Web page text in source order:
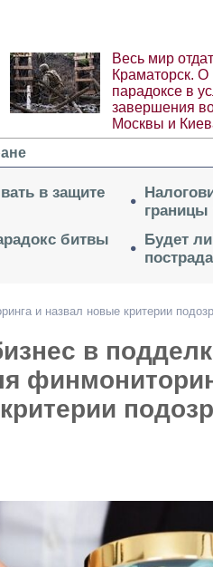
Весь мир
Краматорск. О
парадоксе в
завершения
Москвы и
в защите
битвы
границы
Будет
и назвал новые критерии
в